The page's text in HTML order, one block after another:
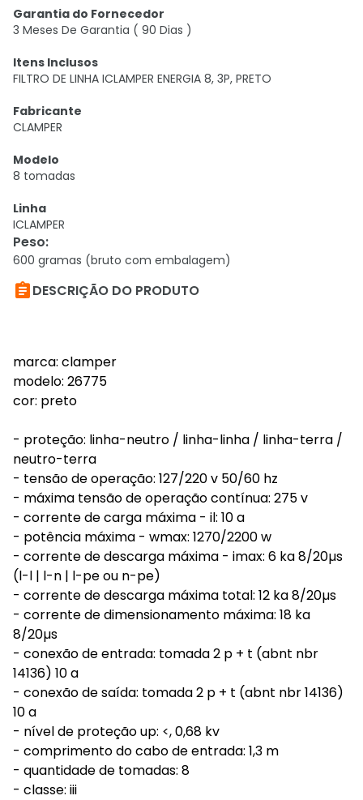
Garantia do Fornecedor
3 Meses De Garantia ( 90 Dias )
Itens Inclusos
FILTRO DE LINHA ICLAMPER ENERGIA 8, 3P, PRETO
Fabricante
CLAMPER
Modelo
8 tomadas
Linha
ICLAMPER
Peso:
600 gramas (bruto com embalagem)
DESCRIÇÃO DO PRODUTO
marca: clamper
modelo: 26775
cor: preto
- proteção: linha-neutro / linha-linha / linha-terra /
neutro-terra
- tensão de operação: 127/220 v 50/60 hz
- máxima tensão de operação contínua: 275 v
- corrente de carga máxima - il: 10 a
- potência máxima - wmax: 1270/2200 w
- corrente de descarga máxima - imax: 6 ka 8/20µs
(l-l | l-n | l-pe ou n-pe)
- corrente de descarga máxima total: 12 ka 8/20µs
- corrente de dimensionamento máxima: 18 ka
8/20µs
- conexão de entrada: tomada 2 p + t (abnt nbr
14136) 10 a
- conexão de saída: tomada 2 p + t (abnt nbr 14136)
10 a
- nível de proteção up: <, 0,68 kv
- comprimento do cabo de entrada: 1,3 m
- quantidade de tomadas: 8
- classe: iii